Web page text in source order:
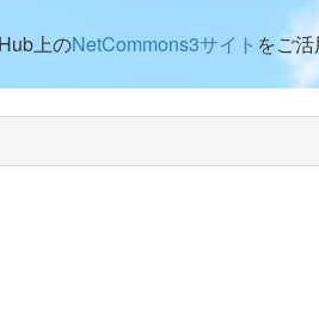
上のNetCommons3サイト をご活